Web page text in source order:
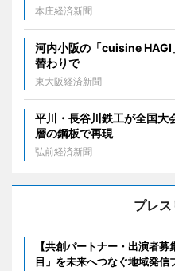
本庄経済新聞
河内小阪の「cuisine
替わりで
東大阪経済新聞
平川・長谷川鉄工が全国
層の鋼板で再現
弘前経済新聞
プレ
【共創パートナー・出演者
目」を未来へつなぐ地域発信